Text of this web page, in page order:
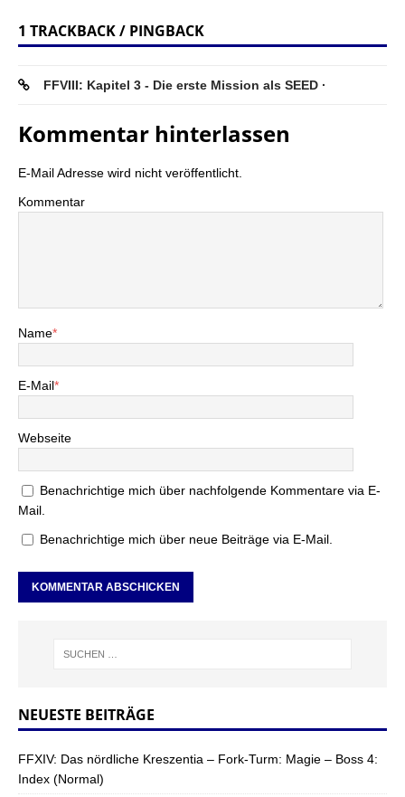
1 TRACKBACK / PINGBACK
FFVIII: Kapitel 3 - Die erste Mission als SEED ·
Kommentar hinterlassen
E-Mail Adresse wird nicht veröffentlicht.
Kommentar
Name*
E-Mail*
Webseite
Benachrichtige mich über nachfolgende Kommentare via E-
Mail.
Benachrichtige mich über neue Beiträge via E-Mail.
NEUESTE BEITRÄGE
FFXIV: Das nördliche Kreszentia – Fork-Turm: Magie – Boss 4:
Index (Normal)